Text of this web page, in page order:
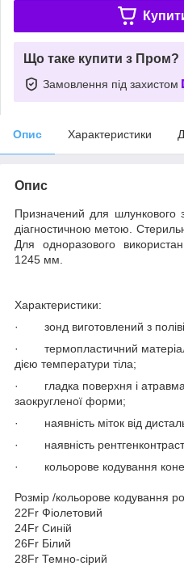
Що таке купити з Пром?
Замовлення під захистом
Опис Характеристики
Опис
Призначений для шлункового
діагностичною метою.
Для одноразового
1245 мм.
Характеристики:
·
зонд виготовлений з
·
термопластичний
дією температури тіла;
·
гладка поверхня і
заокругленої форми;
·
наявність міток від
·
наявність
·
кольорове кодування
Розмір /кольорове кодування
22Fr Фіолетовий
24Fr Синій
26Fr Білий
28Fr Темно-сірий